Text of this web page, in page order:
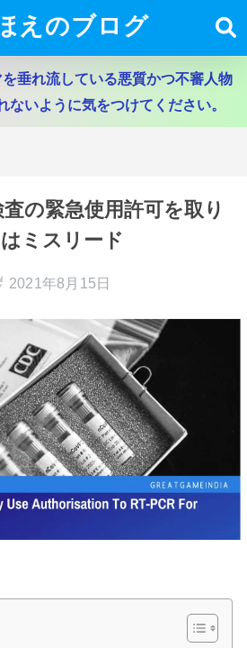
えのブログ
垂れ流している悪質かつ不審人物
ないように気をつけてください。
査の緊急使用許可を取り
ミスリード
2021年8月15日